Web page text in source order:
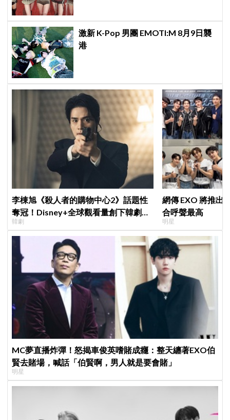
激新 K-Pop 男團 EMOTI:M 8月9日襲
港
李棟旭《殺人者的購物中心2》話題性
奪冠！Disney+全球觀看量創下韓劇新
紀錄
韓劇
網傳 EXO 將推出
合呼聲最高
明星
MC夢直播炸彈！怒揭車俊英嗜賭成癮：整天纏著EXO伯
賢去賭場，喊話「伯賢啊，男人就是要會賭」
明星